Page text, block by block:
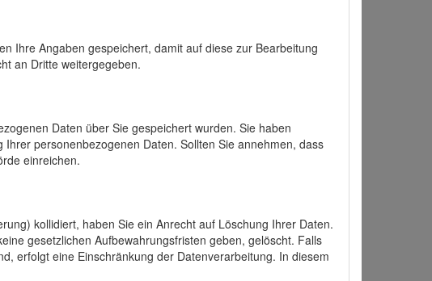
Ihre Angaben gespeichert, damit auf diese zur Bearbeitung
an Dritte weitergegeben.
Daten über Sie gespeichert wurden. Sie haben
personenbezogenen Daten. Sollten Sie annehmen, dass
einreichen.
kollidiert, haben Sie ein Anrecht auf Löschung Ihrer Daten.
gesetzlichen Aufbewahrungsfristen geben, gelöscht. Falls
erfolgt eine Einschränkung der Datenverarbeitung. In diesem